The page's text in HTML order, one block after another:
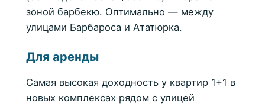
зоной барбекю. Оптимально — между
улицами Барбароса и Ататюрка.
Для аренды
Самая высокая доходность у квартир 1+1 в
новых комплексах рядом с улицей